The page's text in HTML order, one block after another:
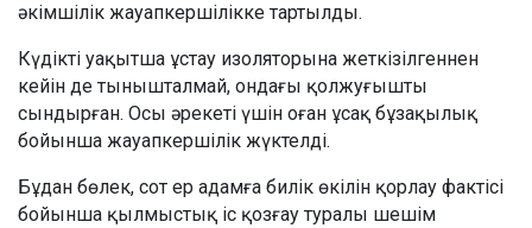
әкімшілік жауапкершілікке тартылды.
Күдікті уақытша ұстау изоляторына жеткізілгеннен
кейін де тынышталмай, ондағы қолжуғышты
сындырған. Осы әрекеті үшін оған ұсақ бұзақылық
бойынша жауапкершілік жүктелді.
Бұдан бөлек, сот ер адамға билік өкілін қорлау фактісі
бойынша қылмыстық іс қозғау туралы шешім